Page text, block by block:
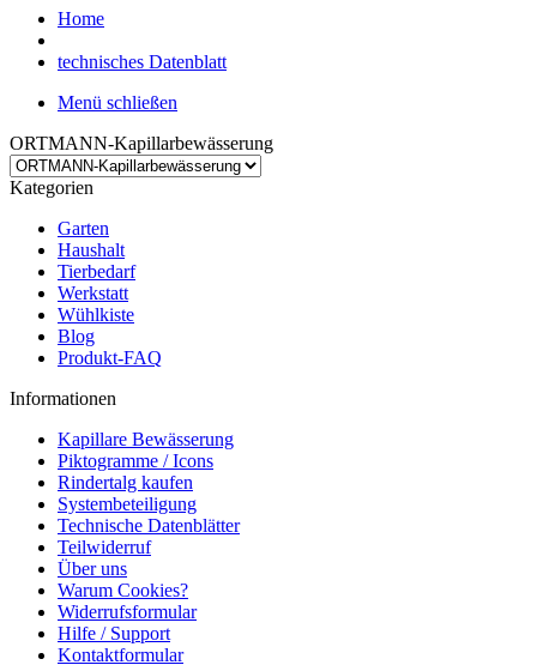
Home
technisches Datenblatt
Menü schließen
ORTMANN-Kapillarbewässerung
Kategorien
Garten
Haushalt
Tierbedarf
Werkstatt
Wühlkiste
Blog
Produkt-FAQ
Informationen
Kapillare Bewässerung
Piktogramme / Icons
Rindertalg kaufen
Systembeteiligung
Technische Datenblätter
Teilwiderruf
Über uns
Warum Cookies?
Widerrufsformular
Hilfe / Support
Kontaktformular